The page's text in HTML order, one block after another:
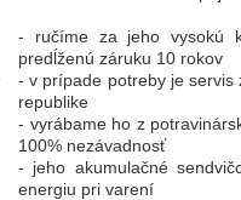
- ručíme za jeho vysokú
predĺženú záruku 10 rokov
- v prípade potreby je servis
republike
- vyrábame ho z
100% nezávadnosť
- jeho akumulačné
energiu pri varení